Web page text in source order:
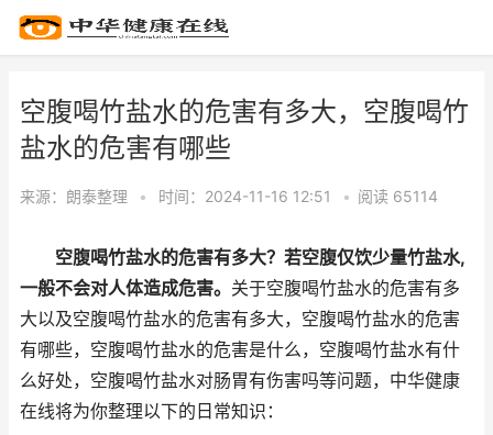
空腹喝竹盐水的危害有多大，空腹喝竹
盐水的危害有哪些
来源： 朗泰整理 • 时间：2024-11-16 12:51 • 阅读 65114
空腹喝竹盐水的危害有多大？若空腹仅饮少量竹盐水,
一般不会对人体造成危害。 关于空腹喝竹盐水的危害有多
大以及空腹喝竹盐水的危害有多大，空腹喝竹盐水的危害
有哪些，空腹喝竹盐水的危害是什么，空腹喝竹盐水有什
么好处，空腹喝竹盐水对肠胃有伤害吗等问题，中华健康
在线将为你整理以下的日常知识：